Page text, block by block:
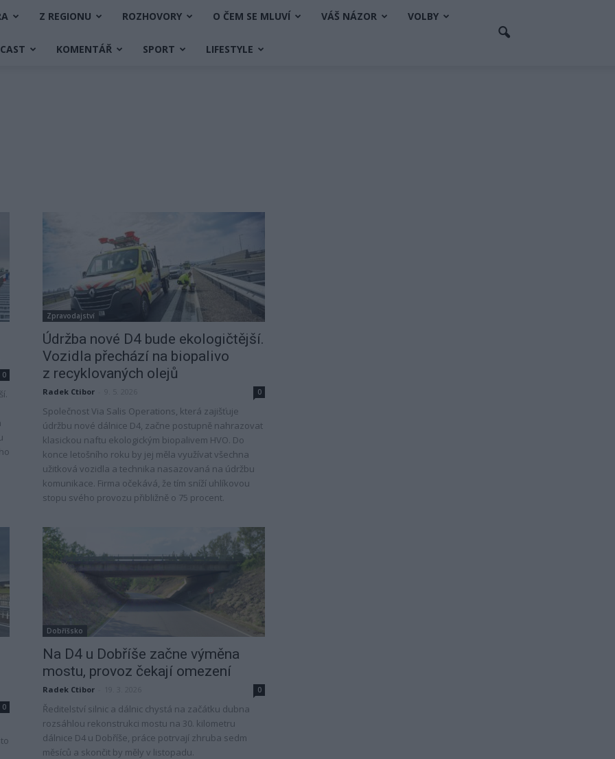
Z REGIONU ROZHOVORY O ČEM SE MLUVÍ VÁŠ NÁZOR VOLBY
KOMENTÁŘ SPORT LIFESTYLE
0
Zpravodajství
Údržba nové D4 bude ekologičtější.
Vozidla přechází na biopalivo
z recyklovaných olejů
Radek Ctibor 0
Společnost Via Salis Operations, která zajišťuje
údržbu nové dálnice D4, začne postupně nahrazovat
klasickou naftu ekologickým biopalivem HVO. Do
konce letošního roku by jej měla využívat všechna
užitková vozidla a technika nasazovaná na údržbu
komunikace. Firma očekává, že tím sníží uhlíkovou
stopu svého provozu přibližně o 75 procent.
0
Dobříšsko
Na D4 u Dobříše začne výměna
mostu, provoz čekají omezení
Radek Ctibor 0
Ředitelství silnic a dálnic chystá na začátku dubna
rozsáhlou rekonstrukci mostu na 30. kilometru
dálnice D4 u Dobříše, práce potrvají zhruba sedm
měsíců a skončit by měly v listopadu.